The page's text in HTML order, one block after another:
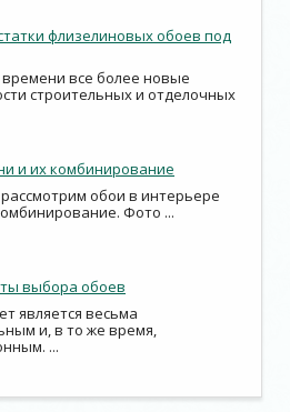
флизелиновых обоев под
все более новые
строительных и отделочных
и их комбинирование
обои в интерьере
Фото ...
выбора обоев
является весьма
и, в то же время,
...